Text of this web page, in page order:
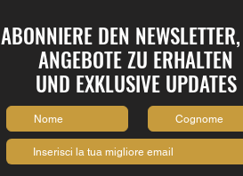
ABONNIERE DEN
ANGEBOTE ZU ERHALTEN
UND EXKLUSIVE UPDATES